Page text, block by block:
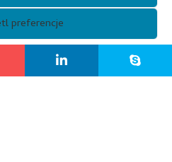
preferencje